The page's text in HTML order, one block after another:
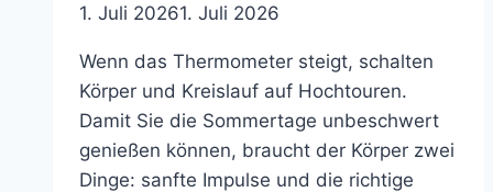
1. Juli 20261. Juli 2026
Wenn das Thermometer steigt, schalten
Körper und Kreislauf auf Hochtouren.
Damit Sie die Sommertage unbeschwert
genießen können, braucht der Körper zwei
Dinge: sanfte Impulse und die richtige